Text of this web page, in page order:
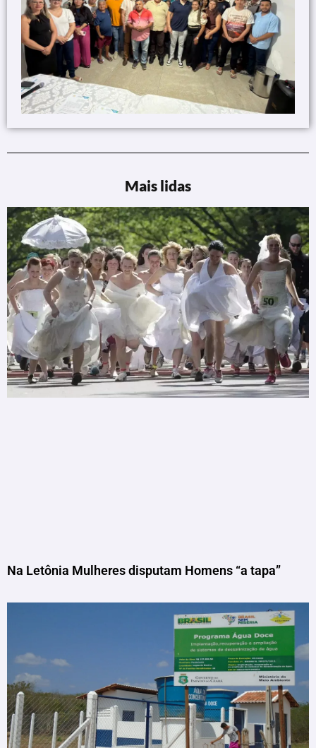
Mais lidas
Na Letônia Mulheres disputam Homens “a tapa”